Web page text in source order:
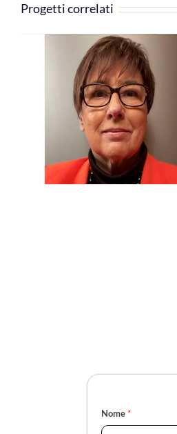
Progetti correlati
Nupieri
Nome *